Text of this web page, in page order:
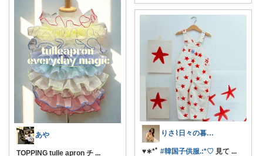
あや
TOPPING tulle apron チ ...
りさ⌇日々の暮らしをちょっと素敵に
♥︎︎∗︎*ﾟ #韓国子供服.:*♡ 見て ...